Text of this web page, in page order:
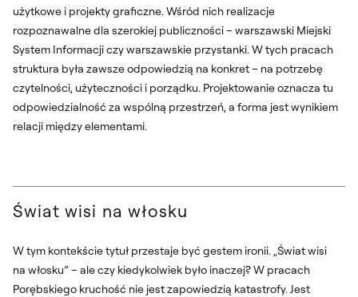
użytkowe i projekty graficzne. Wśród nich realizacje
rozpoznawalne dla szerokiej publiczności – warszawski Miejski
System Informacji czy warszawskie przystanki. W tych pracach
struktura była zawsze odpowiedzią na konkret – na potrzebę
czytelności, użyteczności i porządku. Projektowanie oznacza tu
odpowiedzialność za wspólną przestrzeń, a forma jest wynikiem
relacji między elementami.
Świat wisi na włosku
W tym kontekście tytuł przestaje być gestem ironii. „Świat wisi
na włosku” – ale czy kiedykolwiek było inaczej? W pracach
Porębskiego kruchość nie jest zapowiedzią katastrofy. Jest